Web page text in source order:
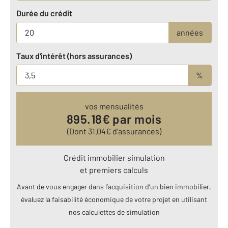
Durée du crédit
années
Taux d'intérêt (hors assurances)
%
vos mensualités
895.18€ par mois
(Dont 31.04€ d’assurances)
Crédit immobilier simulation
et premiers calculs
Avant de vous engager dans l’acquisition d’un bien immobilier,
évaluez la faisabilité économique de votre projet en utilisant
nos calculettes de simulation